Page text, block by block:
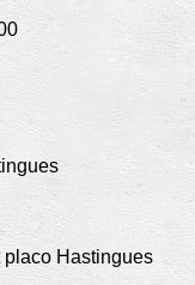
placo Hastingues